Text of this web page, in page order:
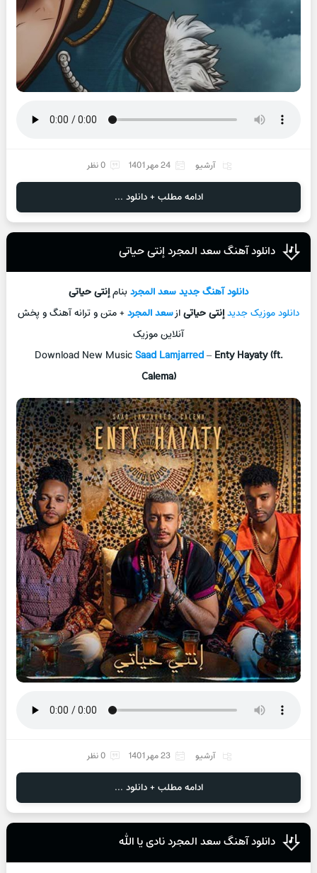
آرشیو 24 مهر 1401 0 نظر
ادامه مطلب + دانلود ...
دانلود آهنگ سعد المجرد إنتی حیاتی
دانلود آهنگ جدیدسعد المجردبنامإنتی حیاتی
دانلود موزیک جدیدإنتی حیاتیازسعد المجرد+ متن و ترانه آهنگ و پخش
آنلاین موزیک
Download New MusicSaad Lamjarred– Enty Hayaty (ft.
Calema)
آرشیو 23 مهر 1401 0 نظر
ادامه مطلب + دانلود ...
دانلود آهنگ سعد المجرد نادی یا الله